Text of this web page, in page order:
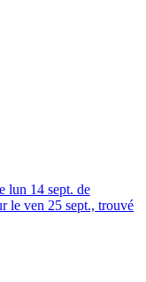
lun 14 sept. de
le ven 25 sept., trouvé